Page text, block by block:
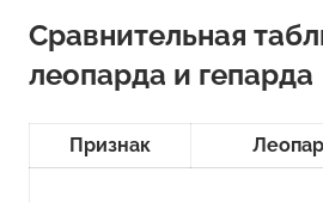
Сравнительная
леопарда и гепарда
Признак